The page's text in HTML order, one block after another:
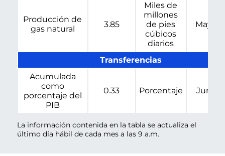
Producción de
gas natural
3.85
Miles de
millones
de pies
cúbicos
diarios
May-
Transferencias
Acumulada
como
porcentaje del
PIB
0.33 Porcentaje Jun-
La información contenida en la tabla se actualiza el
último día hábil de cada mes a las 9 a.m.